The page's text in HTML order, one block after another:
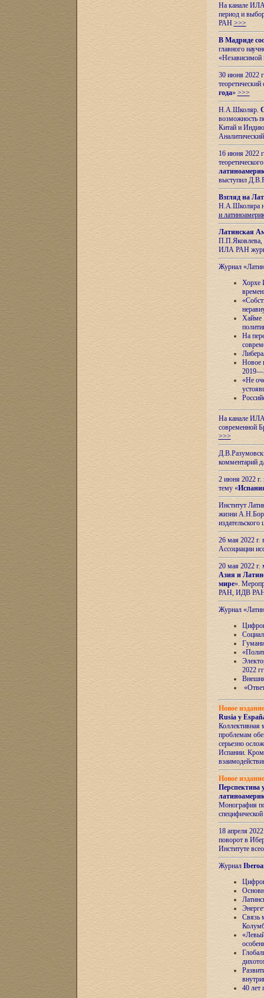
На канале
период и
РАН >>>
В Мадриде
главного
«Независимой
30 июня 2022
года» >>>
Н.А.Школяр.
возможность
Китай и
16 июня 2022
выступил
Взгляд на
Н.А.Школяра
и
Латинская
П.П.Яковлева,
ИЛА РАН
Журнал
Хорхе
Хайме
На
Новое
«Не
На канале ИЛА
современной
>>>
комментарий
2 июня 2022 г.
тему «
Институт
жизни
26 мая 2022
Ассоциации
20 мая 2022
Азия и
мире».
РАН, ИДВ
Журнал
2022
Новое
Rusia y
Коллективная
проблемам
серьезно
Испании.
Новое
Перспектива
Монография
18 апреля
поворот в
Институте
Журнал
Связь
40 лет